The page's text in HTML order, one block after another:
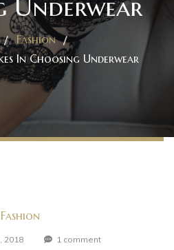
Underwear
Fashion
In Choosing Underwear
Fashion
2018 1 comment